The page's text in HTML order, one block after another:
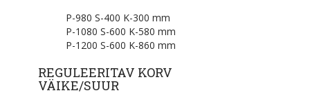
P-980 S-400 K-300 mm
P-1080 S-600 K-580 mm
P-1200 S-600 K-860 mm
REGULEERITAV KORV
VÄIKE/SUUR